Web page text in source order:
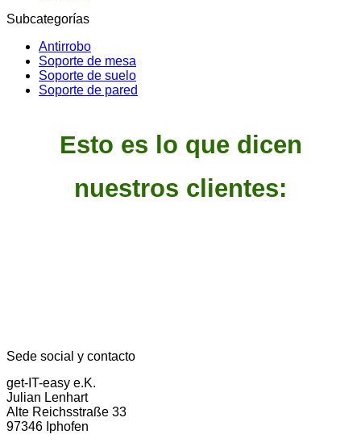
Subcategorías
Antirrobo
Soporte de mesa
Soporte de suelo
Soporte de pared
Esto es lo que dicen
nuestros clientes:
Sede social y contacto
get-IT-easy e.K.
Julian Lenhart
Alte Reichsstraße 33
97346 Iphofen